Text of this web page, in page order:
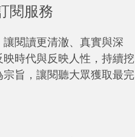
閱服務
閱讀更清澈、真實與深
時代與反映人性，持續挖
旨，讓閱聽大眾獲取最完